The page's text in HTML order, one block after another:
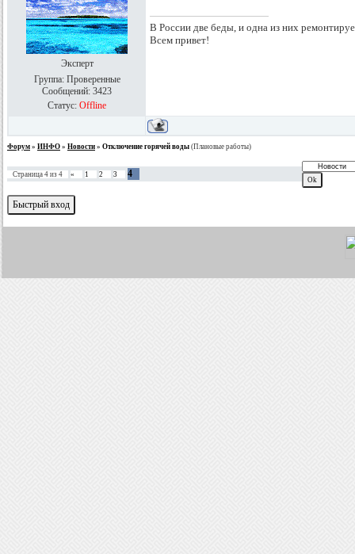
Эксперт
Группа: Проверенные
Сообщений: 3423
Статус: Offline
В России две беды, и одна из них
Всем привет!
Форум » ИНФО » Новости » Отключение горячей воды (Плановые работы)
Страница 4 из 4 « 1 2 3 4